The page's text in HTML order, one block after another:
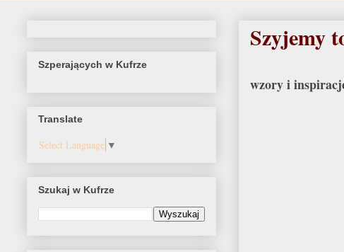
Szyjemy
wzory i
Szperających w Kufrze
Translate
Select Language ▼
Szukaj w Kufrze